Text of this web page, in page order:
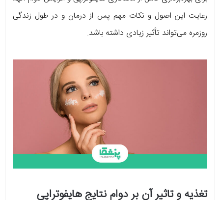
رعایت این اصول و نکات مهم پس از درمان و در طول زندگی
روزمره می‌تواند تأثیر زیادی داشته باشد.
تغذیه و تاثیر آن بر دوام نتایج هایفوتراپی